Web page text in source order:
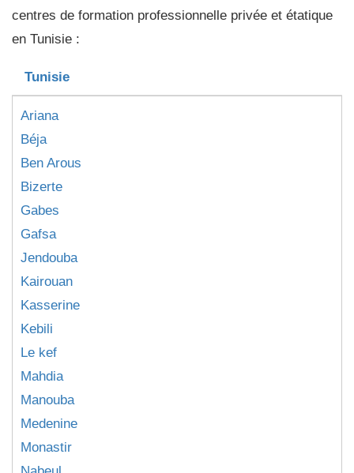
centres de formation professionnelle privée et étatique
en Tunisie :
Tunisie
Ariana
Béja
Ben Arous
Bizerte
Gabes
Gafsa
Jendouba
Kairouan
Kasserine
Kebili
Le kef
Mahdia
Manouba
Medenine
Monastir